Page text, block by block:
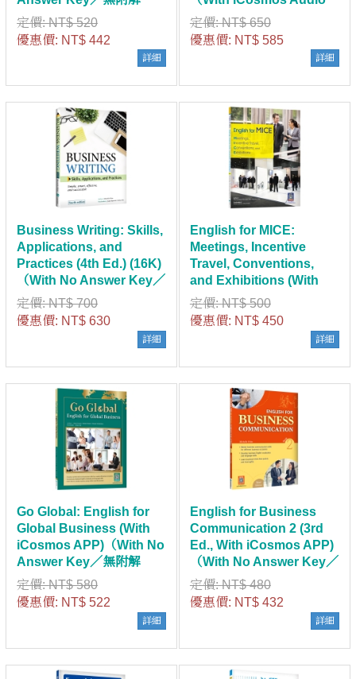
答）
定價:NT$ 520
優惠價: NT$ 442
詳細
APP）（With No Answer
Key／無附解答）
定價:NT$ 650
優惠價: NT$ 585
詳細
Business Writing: Skills,
Applications, and
Practices (4th Ed.) (16K)
（With No Answer Key／
無附解答）
定價:NT$ 700
優惠價: NT$ 630
詳細
English for MICE:
Meetings, Incentive
Travel, Conventions,
and Exhibitions (With
iCosmos APP)（With No
Answer Key／無附解
答）
定價:NT$ 500
優惠價: NT$ 450
詳細
Go Global: English for
Global Business (With
iCosmos APP)（With No
Answer Key／無附解
答）
定價:NT$ 580
優惠價: NT$ 522
詳細
English for Business
Communication 2 (3rd
Ed., With iCosmos APP)
（With No Answer Key／
無附解答）
定價:NT$ 480
優惠價: NT$ 432
詳細